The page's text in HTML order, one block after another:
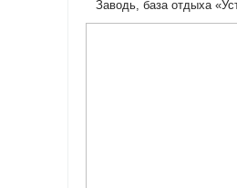
Заводь, база отдыха